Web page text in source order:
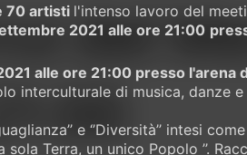
70 artisti l'intenso lavoro del
2021 alle ore 21:00
alle ore 21:00 presso l'arena
interculturale di musica, danze
e ‘’Diversità’’ intesi
sola Terra, un unico Popolo ’’.